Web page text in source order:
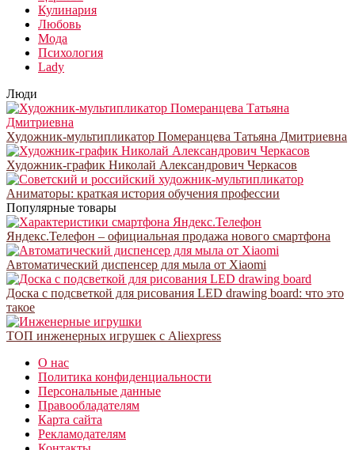
Кулинария
Любовь
Мода
Психология
Lady
Люди
Художник-мультипликатор Померанцева Татьяна Дмитриевна
Художник-график Николай Александрович Черкасов
Аниматоры: краткая история обучения профессии
Популярные товары
Яндекс.Телефон – официальная продажа нового смартфона
Автоматический диспенсер для мыла от Xiaomi
Доска с подсветкой для рисования LED drawing board: что это
такое
ТОП инженерных игрушек с Aliexpress
О нас
Политика конфиденциальности
Персональные данные
Правообладателям
Карта сайта
Рекламодателям